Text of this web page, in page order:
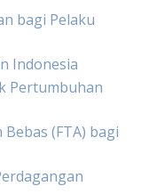
bagi Pelaku
Indonesia
Pertumbuhan
(FTA) bagi